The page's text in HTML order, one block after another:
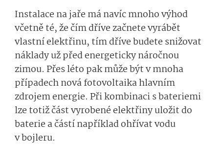
Instalace na jaře má navíc mnoho výhod
včetně té, že čím dříve začnete vyrábět
vlastní elektřinu, tím dříve budete snižovat
náklady už před energeticky náročnou
zimou. Přes léto pak může být v mnoha
případech nová fotovoltaika hlavním
zdrojem energie. Při kombinaci s bateriemi
lze totiž část vyrobené elektřiny uložit do
baterie a částí například ohřívat vodu
v bojleru.